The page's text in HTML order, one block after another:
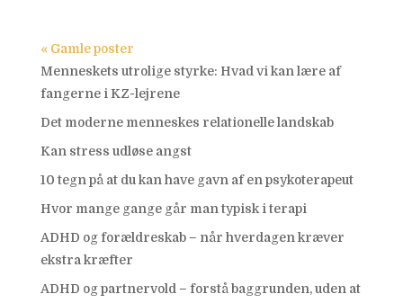
« Gamle poster
Menneskets utrolige styrke: Hvad vi kan lære af
fangerne i KZ-lejrene
Det moderne menneskes relationelle landskab
Kan stress udløse angst
10 tegn på at du kan have gavn af en psykoterapeut
Hvor mange gange går man typisk i terapi
ADHD og forældreskab – når hverdagen kræver
ekstra kræfter
ADHD og partnervold – forstå baggrunden, uden at